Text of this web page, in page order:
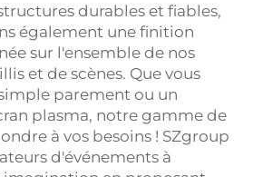
durables et fiables,
également une finition
sur l'ensemble de nos
et de scènes. Que vous
parement ou un
plasma, notre gamme de
à vos besoins ! SZgroup
d'événements à